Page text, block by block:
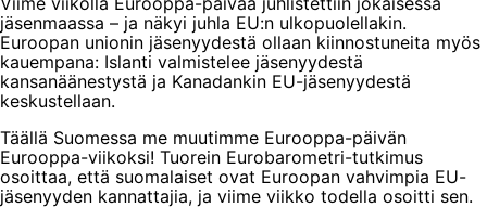
jäsenmaassa – ja näkyi juhla EU:n ulkopuolellakin.
Euroopan unionin jäsenyydestä ollaan kiinnostuneita myös
kauempana: Islanti valmistelee jäsenyydestä
kansanäänestystä ja Kanadankin EU-jäsenyydestä
keskustellaan.
Täällä Suomessa me muutimme Eurooppa-päivän
Eurooppa-viikoksi! Tuorein Eurobarometri-tutkimus
osoittaa, että suomalaiset ovat Euroopan vahvimpia EU-
jäsenyyden kannattajia, ja viime viikko todella osoitti sen.